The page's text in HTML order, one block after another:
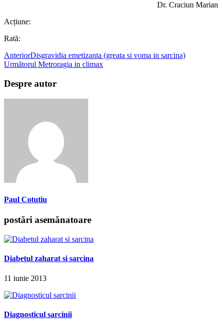
Dr. Craciun Marian
Acțiune:
Rată:
AnteriorDisgravidia emetizanta (greata si voma in sarcina)
Următorul Metroragia in climax
Despre autor
Paul Cotutiu
postări asemănatoare
Diabetul zaharat si sarcina
11 iunie 2013
Diagnosticul sarcinii